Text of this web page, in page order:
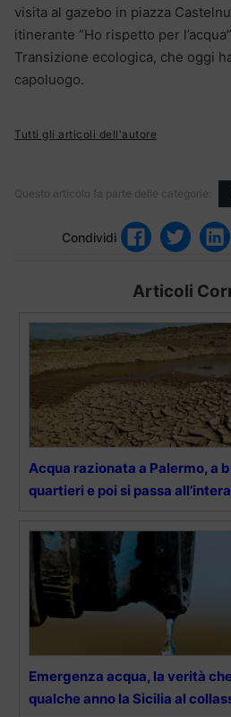
visita al gazebo in piazza
itinerante “Ho rispetto per
Transizione ecologica, che oggi
capoluogo.
Tutti gli articoli dell'autore
Questo articolo fa parte delle categorie:
Condividi
Articoli
Acqua razionata a Palermo, a
quartieri e poi si passa
Emergenza acqua, la verità
qualche anno la Sicilia al